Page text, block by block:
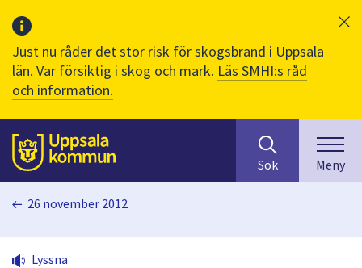
Just nu råder det stor risk för skogsbrand i Uppsala
län. Var försiktig i skog och mark. Läs SMHI:s råd
och information.
Till sidans
huvudinnehåll
efter
innehåll
på
Sök Meny
26 november 2012
Lyssna